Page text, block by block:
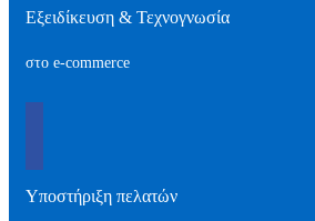
Εξειδίκευση & Τεχνογνωσία
στο e-commerce
Υποστήριξη πελατών